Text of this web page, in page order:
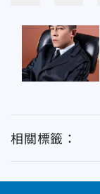
相關標籤：